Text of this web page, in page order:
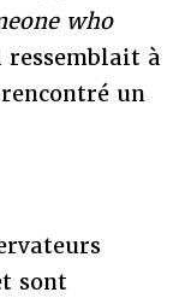
who
à
un
sont